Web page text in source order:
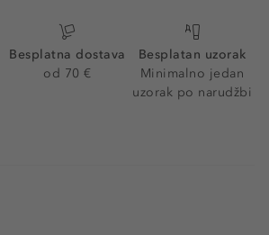
Besplatna dostava
od 70 €
Besplatan uzorak
Minimalno jedan
uzorak po narudžbi